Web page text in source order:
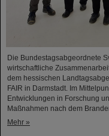
Die Bundestagsabgeordnete
wirtschaftliche
dem hessischen
FAIR in Darmstadt. Im
Entwicklungen in Forschung
Maßnahmen nach dem
Mehr »